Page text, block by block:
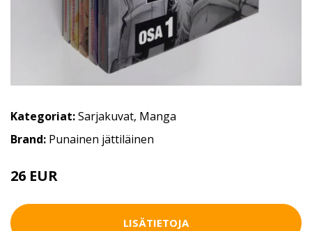
Kategoriat:Sarjakuvat, Manga
Brand: Punainen jättiläinen
26 EUR
LISÄTIETOJA